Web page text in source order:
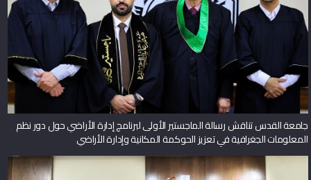
جامعة القدس تناقش رسالة الماجستير الأولى لبرنامج إدارة الأراضي حول دور نظم
المعلومات الجغرافية في تعزيز الحوكمة المكانية وإدارة الأراضي